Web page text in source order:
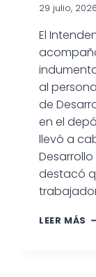
29 julio, 2026
El
al
de
en el
llevó a
destacó
LEER MÁS